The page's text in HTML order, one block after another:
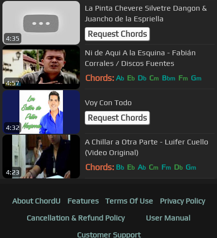
4:35
La Pinta Chevere Silvetre Dangon &
Juancho de la Espriella
Request Chords
4:57
Ni de Aqui A la Esquina - Fabián
Corrales / Discos Fuentes
Chords: Ab Eb Db Cm Bbm Fm Gm
4:32
Voy Con Todo
Request Chords
4:23
A Chillar a Otra Parte - Luifer Cuello
(Video Original)
Chords: Bb Eb Ab Cm Fm Db Gm
About ChordU Features Terms Of Use
Privacy Policy
Cancellation & Refund Policy
User Manual
Customer Support